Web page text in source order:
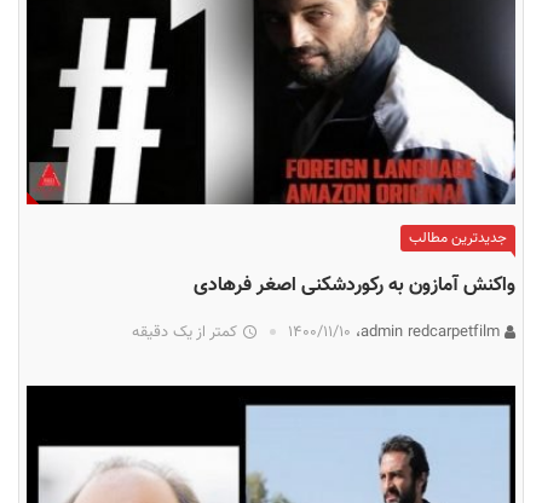
جدیدترین مطالب
واکنش آمازون به رکوردشکنی اصغر فرهادی
۱۴۰۰/۱۱/۱۰ کمتر از یک دقیقه